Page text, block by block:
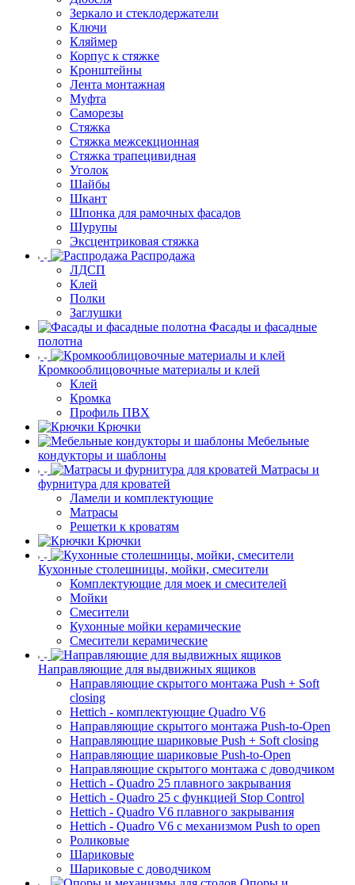
Зеркало и стеклодержатели
Ключи
Кляймер
Корпус к стяжке
Кронштейны
Лента монтажная
Муфта
Саморезы
Стяжка
Стяжка межсекционная
Стяжка трапецивидная
Уголок
Шайбы
Шкант
Шпонка для рамочных фасадов
Шурупы
Эксцентриковая стяжка
Распродажа
ЛДСП
Клей
Полки
Заглушки
Фасады и фасадные
полотна
Кромкооблицовочные материалы и клей
Клей
Кромка
Профиль ПВХ
Крючки
Мебельные
кондукторы и шаблоны
Матрасы и
фурнитура для кроватей
Ламели и комплектующие
Матрасы
Решетки к кроватям
Крючки
Кухонные столешницы, мойки, смесители
Комплектующие для моек и смесителей
Мойки
Смесители
Кухонные мойки керамические
Смесители керамические
Направляющие для выдвижных ящиков
Направляющие скрытого монтажа Push + Soft
closing
Hettich - комплектующие Quadro V6
Направляющие скрытого монтажа Push-to-Open
Направляющие шариковые Push + Soft closing
Направляющие шариковые Push-to-Open
Направляющие скрытого монтажа с доводчиком
Hettich - Quadro 25 плавного закрывания
Hettich - Quadro 25 с функцией Stop Control
Hettich - Quadro V6 плавного закрывания
Hettich - Quadro V6 с механизмом Push to open
Роликовые
Шариковые
Шариковые с доводчиком